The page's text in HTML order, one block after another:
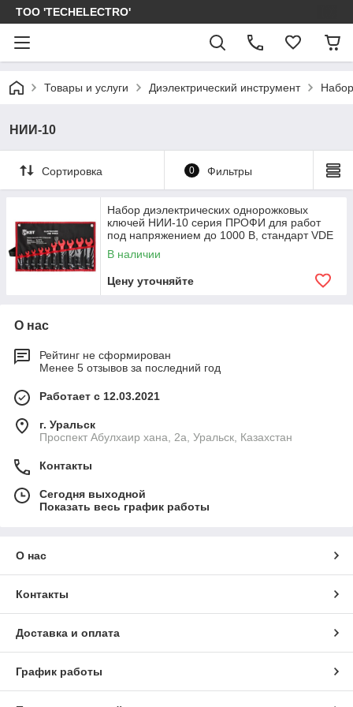
ТОО 'TECHELECTRO'
Товары и услуги Диэлектрический инструмент
НИИ-10
Сортировка 0 Фильтры
Набор диэлектрических однорожковых
ключей НИИ-10 серия ПРОФИ для работ
под напряжением до 1000 В, стандарт VDE
В наличии
Цену уточняйте
О нас
Рейтинг не сформирован
Менее 5 отзывов за последний год
Работает с 12.03.2021
г. Уральск
Проспект Абулхаир хана, 2а, Уральск, Казахстан
Контакты
Сегодня выходной
Показать весь график работы
О нас
Контакты
Доставка и оплата
График работы